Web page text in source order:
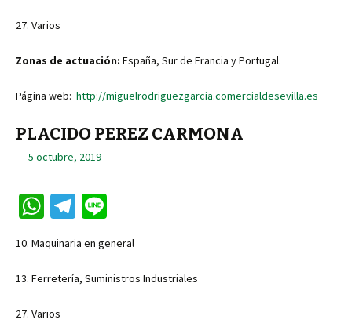
27. Varios
Zonas de actuación: España, Sur de Francia y Portugal.
Página web: http://miguelrodriguezgarcia.comercialdesevilla.es
PLACIDO PEREZ CARMONA
5 octubre, 2019
W
h
at
sA
p
Te
gr
a
e
10. Maquinaria en general
13. Ferretería, Suministros Industriales
27. Varios